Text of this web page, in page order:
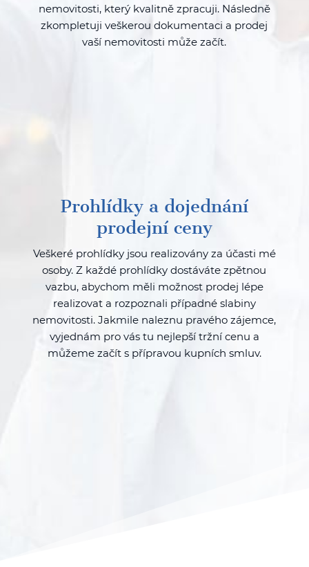
nemovitosti, který kvalitně zpracuji. Následně
zkompletuji veškerou dokumentaci a prodej
vaší nemovitosti může začít.
Prohlídky a dojednání
prodejní ceny
Veškeré prohlídky jsou realizovány za účasti mé
osoby. Z každé prohlídky dostáváte zpětnou
vazbu, abychom měli možnost prodej lépe
realizovat a rozpoznali případné slabiny
nemovitosti. Jakmile naleznu pravého zájemce,
vyjednám pro vás tu nejlepší tržní cenu a
můžeme začít s přípravou kupních smluv.